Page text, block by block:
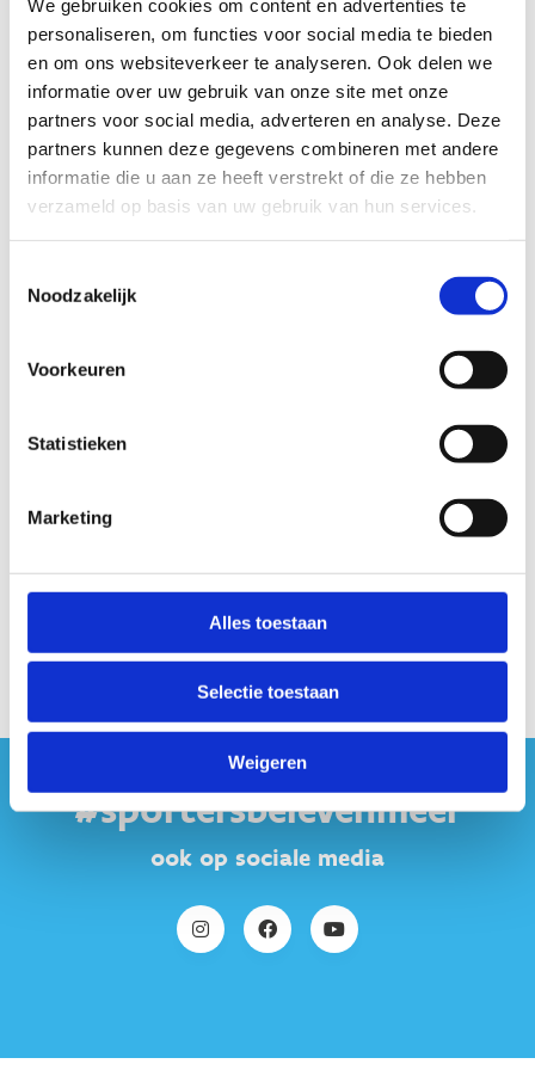
We gebruiken cookies om content en advertenties te
personaliseren, om functies voor social media te bieden
en om ons websiteverkeer te analyseren. Ook delen we
informatie over uw gebruik van onze site met onze
partners voor social media, adverteren en analyse. Deze
partners kunnen deze gegevens combineren met andere
informatie die u aan ze heeft verstrekt of die ze hebben
verzameld op basis van uw gebruik van hun services.
Noodzakelijk
Voorkeuren
Statistieken
Marketing
Alles toestaan
Selectie toestaan
Weigeren
Bouüaert “ (Zuidbroek 35 in 9030 Gent-Mariakerke) en is goed
bewegwijzerd met bordjes van Sport Vlaanderen. Vanuit de
startplaats kan je kiezen uit onderstaande 3
lussen/afstanden:
Groene lus: 2,6km
Blauwe lus: 3,3km
Rode lus: 5,9km
Kenmerken:
Beloopbaarheid tijdens nattere perioden: goed
Moeilijkheidsgraad: makkelijk
Startplaatsen
#sportersbelevenmeer
ook op sociale media